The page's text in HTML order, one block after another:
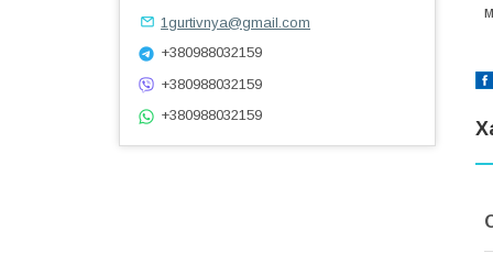
1gurtivnya@gmail.com
+380988032159
+380988032159
+380988032159